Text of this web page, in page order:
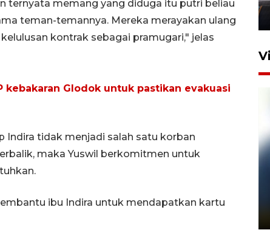
ternyata memang yang diduga itu putri beliau
teman-temannya. Mereka merayakan ulang
kontrak sebagai pramugari," jelas
kebakaran Glodok untuk pastikan evakuasi
Indira tidak menjadi salah satu korban
maka Yuswil berkomitmen untuk
ibu Indira untuk mendapatkan kartu
12 Juni 2026 18:49
sampai 8 tahan?